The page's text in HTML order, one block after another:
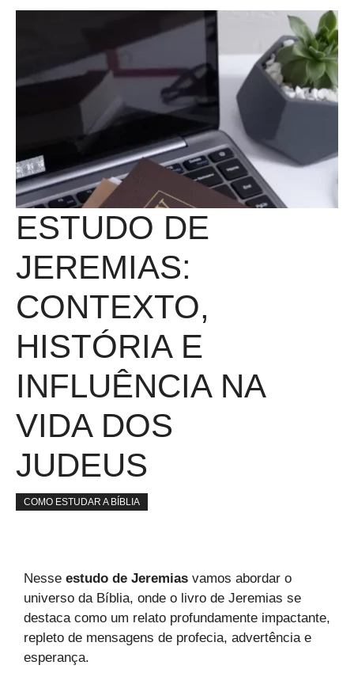
ESTUDO DE
JEREMIAS:
CONTEXTO,
HISTÓRIA E
INFLUÊNCIA NA
VIDA DOS
JUDEUS
COMO ESTUDAR A BÍBLIA
Nesse estudo de Jeremias vamos abordar o
universo da Bíblia, onde o livro de Jeremias se
destaca como um relato profundamente impactante,
repleto de mensagens de profecia, advertência e
esperança.